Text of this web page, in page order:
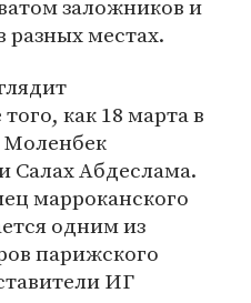
заложников и
местах.
как 18 марта в
Моленбек
Салах Абдеслама.
марроканского
одним из
парижского
ИГ